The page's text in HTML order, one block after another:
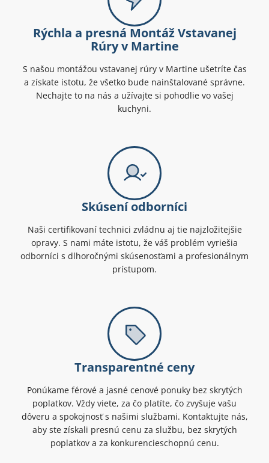
Rýchla a presná Montáž Vstavanej
Rúry v Martine
S našou montážou vstavanej rúry v Martine ušetríte čas
a získate istotu, že všetko bude nainštalované správne.
Nechajte to na nás a užívajte si pohodlie vo vašej
kuchyni.
Skúsení odborníci
Naši certifikovaní technici zvládnu aj tie najzložitejšie
opravy. S nami máte istotu, že váš problém vyriešia
odborníci s dlhoročnými skúsenosťami a profesionálnym
prístupom.
Transparentné ceny
Ponúkame férové a jasné cenové ponuky bez skrytých
poplatkov. Vždy viete, za čo platíte, čo zvyšuje vašu
dôveru a spokojnosť s našimi službami. Kontaktujte nás,
aby ste získali presnú cenu za službu, bez skrytých
poplatkov a za konkurencieschopnú cenu.